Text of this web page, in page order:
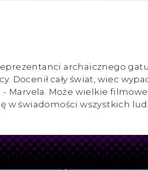
archaicznego
Docenił cały świat, wiec
Marvela. Może wielkie
w świadomości wszystkich